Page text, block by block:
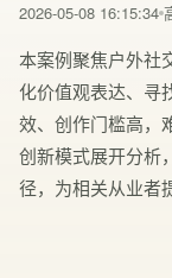
2026-05-08 16:15:34
本案例聚焦户外社
化价值观表达、寻
效、创作门槛高，
创新模式展开分析
径，为相关从业者